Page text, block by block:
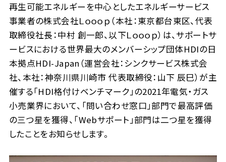
再生可能エネルギーを中心としたエネルギーサービス
事業者の株式会社Ｌｏｏｏｐ（本社：東京都台東区、代表
取締役社長：中村 創一郎、以下Ｌｏｏｏｐ）は、サポートサ
ービスにおける世界最大のメンバーシップ団体HDIの日
本拠点HDI-Japan（運営会社：シンクサービス株式会
社、本社：神奈川県川崎市 代表取締役：山下 辰巳）が主
催する「HDI格付けベンチマーク」の2021年電気・ガス
小売業界において、「問い合わせ窓口」部門で最高評価
の三つ星を獲得、「Webサポート」部門は二つ星を獲得
したことをお知らせします。